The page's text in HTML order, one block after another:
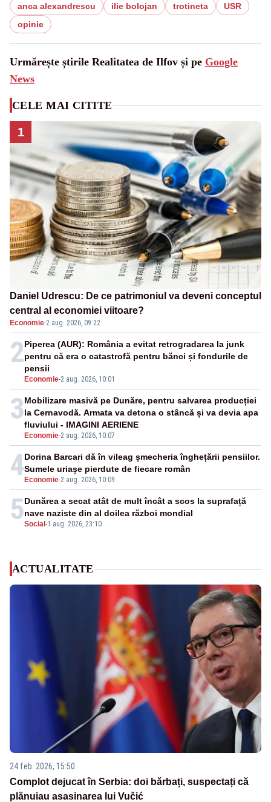
anca alexandrescu ilie bolojan trotineta
USR
opinie
Urmărește știrile Realitatea de Ilfov și pe Google
News
CELE MAI CITITE
1
Daniel Udrescu: De ce patrimoniul va deveni conceptul
central al economiei viitoare?
Economie·2 aug. 2026, 09:22
2
Economie-2 aug. 2026, 10:01
Piperea (AUR): România a evitat retrogradarea la junk
pentru că era o catastrofă pentru bănci și fondurile de
pensii
3
Economie-2 aug. 2026, 10:07
Mobilizare masivă pe Dunăre, pentru salvarea producției
la Cernavodă. Armata va detona o stâncă și va devia apa
fluviului - IMAGINI AERIENE
4 Economie-2 aug. 2026, 10:09
Dorina Barcari dă în vileag șmecheria înghețării pensiilor.
Sumele uriașe pierdute de fiecare român
5Social -1 aug. 2026, 23:10
Dunărea a secat atât de mult încât a scos la suprafață
nave naziste din al doilea război mondial
ACTUALITATE
24 feb. 2026, 15:50
Complot dejucat în Serbia: doi bărbați, suspectați că
plănuiau asasinarea lui Vučić